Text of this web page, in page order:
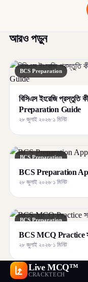
আরও পড়ুন
BCS Preparation
বিসিএস ইংরেজি প্রস্তুতি
Preparation Guide
২৮ জুলাই ২০২৬·১ মিনিট
BCS Preparation
BCS Preparation App
২৮ জুলাই ২০২৬·১ মিনিট
BCS Preparation
BCS MCQ Practice
২৮ জুলাই ২০২৬·১ মিনিট
Live MCQ™
CRACKTECH